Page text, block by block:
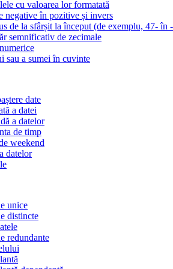
cu valoarea lor formatată
negative în pozitive și invers
de la sfârșit la început (de exemplu, 47- în
semnificativ de zecimale
sau a sumei în cuvinte
date
a datei
a datelor
de timp
weekend
datelor
unice
distincte
redundante